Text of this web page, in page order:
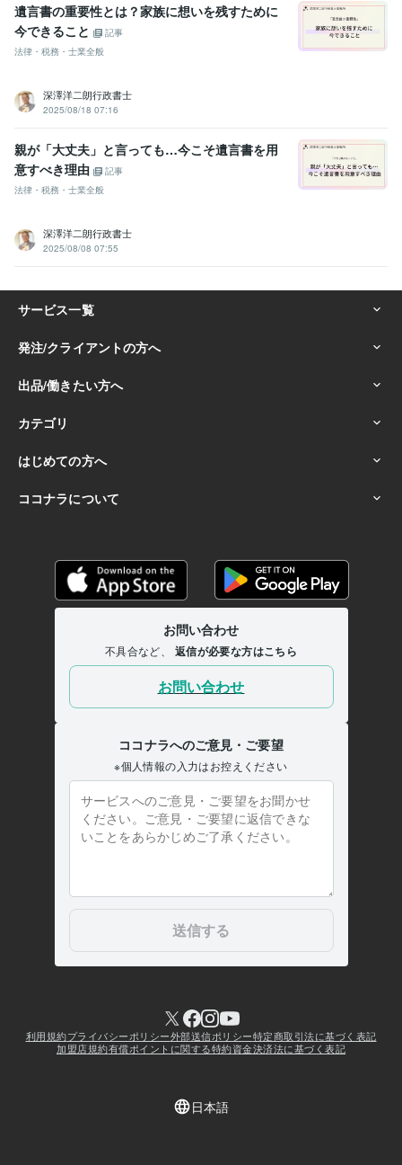
遺言書の重要性とは？家族に想いを残すために
今できること
記事
法律・税務・士業全般
深澤洋二朗行政書士
2025/08/18 07:16
親が「大丈夫」と言っても…今こそ遺言書を用
意すべき理由
記事
法律・税務・士業全般
深澤洋二朗行政書士
2025/08/08 07:55